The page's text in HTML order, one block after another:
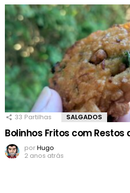
33 Partilhas SALGADOS
Bolinhos Fritos com Restos
porHugo
2 anos atrás